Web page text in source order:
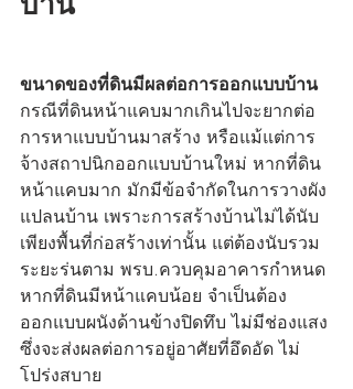
ขนาดของที่ดินมีผลต่อการออกแบบบ้าน
กรณีที่ดินหน้าแคบมากเกินไปจะยากต่อ
การหาแบบบ้านมาสร้าง หรือแม้แต่การ
จ้างสถาปนิกออกแบบบ้านใหม่ หากที่ดิน
หน้าแคบมาก มักมีข้อจำกัดในการวางผัง
แปลนบ้าน เพราะการสร้างบ้านไม่ได้นับ
เพียงพื้นที่ก่อสร้างเท่านั้น แต่ต้องนับรวม
ระยะร่นตาม พรบ.ควบคุมอาคารกำหนด
หากที่ดินมีหน้าแคบน้อย จำเป็นต้อง
ออกแบบผนังด้านข้างปิดทึบ ไม่มีช่องแสง
ซึ่งจะส่งผลต่อการอยู่อาศัยที่อึดอัด ไม่
โปร่งสบาย